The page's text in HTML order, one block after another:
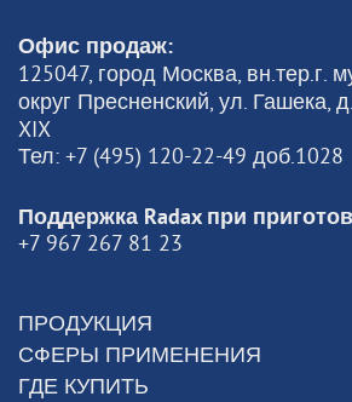
Офис продаж:
125047, город Москва, вн.тер.г.
округ Пресненский, ул. Гашека,
XIX
Тел: +7 (495) 120-22-49 доб.1028
Поддержка Radax при
+7 967 267 81 23
ПРОДУКЦИЯ
СФЕРЫ ПРИМЕНЕНИЯ
ГДЕ КУПИТЬ